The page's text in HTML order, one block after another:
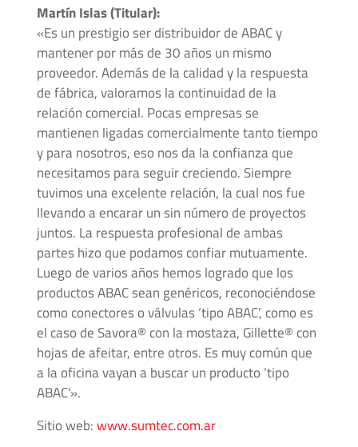
GNC
GNV
Mangueras
para
Alta
Presión
Manifolds
para
Instrumentación
Media
Alta
Presión
Adaptadores
Roscas
Martín Islas (Titular):
«Es un prestigio ser distribuidor de ABAC y
mantener por más de 30 años un mismo
proveedor. Además de la calidad y la respuesta
de fábrica, valoramos la continuidad de la
relación comercial. Pocas empresas se
mantienen ligadas comercialmente tanto tiempo
y para nosotros, eso nos da la confianza que
necesitamos para seguir creciendo. Siempre
tuvimos una excelente relación, la cual nos fue
llevando a encarar un sin número de proyectos
juntos. La respuesta profesional de ambas
partes hizo que podamos confiar mutuamente.
Luego de varios años hemos logrado que los
productos ABAC sean genéricos, reconociéndose
como conectores o válvulas ‘tipo ABAC’, como es
el caso de Savora® con la mostaza, Gillette® con
hojas de afeitar, entre otros. Es muy común que
a la oficina vayan a buscar un producto ‘tipo
ABAC'».
Sitio web:www.sumtec.com.ar